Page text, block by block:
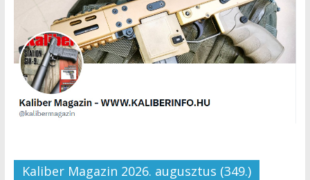
Kaliber Magazin 2026. augusztus (349.)